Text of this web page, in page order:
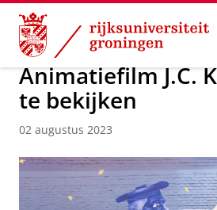
Skip
Content
Skip
Navigation
Over ons Actueel Nieuws
Animatiefilm J.C.
te bekijken
02 augustus 2023